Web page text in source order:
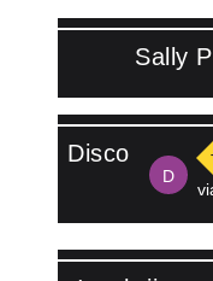
Sally
Lees meer over
Disco
D